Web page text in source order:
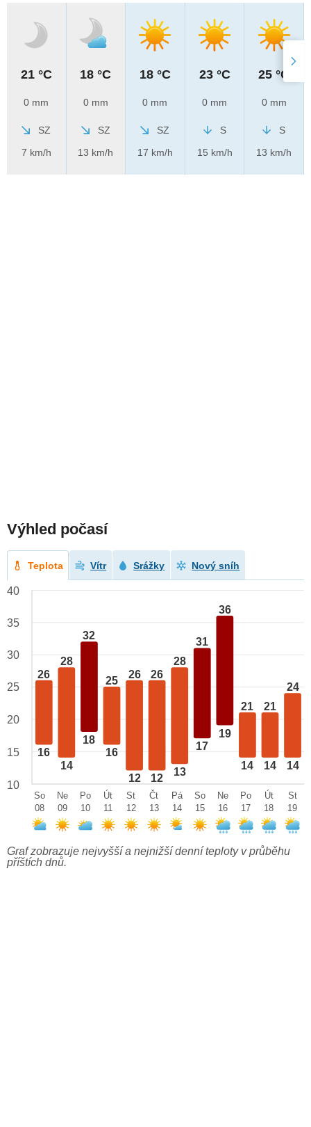
21 °C
0 mm
SZ
7 km/h
18 °C
0 mm
SZ
13 km/h
18 °C
0 mm
SZ
17 km/h
23 °C
0 mm
S
15 km/h
25 °C
0 mm
S
13 km/h
Výhled počasí
Teplota Vítr Srážky Nový sníh
26
16
28
14
32
18
25
16
26
12
26
12
28
13
31
17
36
19
21
14
21
14
24
14
40
35
30
25
20
15
10
So
08
Ne
09
Po
10
Út
11
St
12
Čt
13
Pá
14
So
15
Ne
16
Po
17
Út
18
St
19
Graf zobrazuje nejvyšší a nejnižší denní teploty v průběhu
příštích dnů.